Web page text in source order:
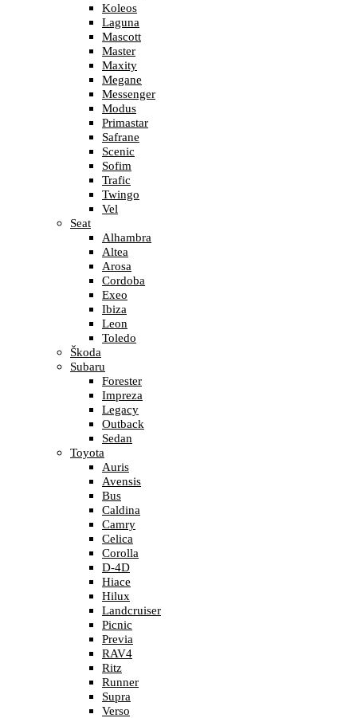
Koleos
Laguna
Mascott
Master
Maxity
Megane
Messenger
Modus
Primastar
Safrane
Scenic
Sofim
Trafic
Twingo
Vel
Seat
Alhambra
Altea
Arosa
Cordoba
Exeo
Ibiza
Leon
Toledo
Škoda
Subaru
Forester
Impreza
Legacy
Outback
Sedan
Toyota
Auris
Avensis
Bus
Caldina
Camry
Celica
Corolla
D-4D
Hiace
Hilux
Landcruiser
Picnic
Previa
RAV4
Ritz
Runner
Supra
Verso